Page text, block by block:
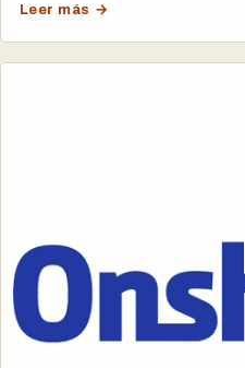
Leer más →